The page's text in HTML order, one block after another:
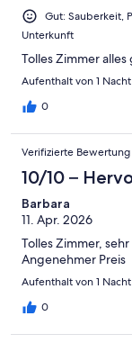
Ungenügend
Gut: Sauberkeit,
Unterkunft
Tolles Zimmer alles
Aufenthalt von 1
0
Verifizierte Bewertung
10/10 –
Barbara
11. Apr. 2026
Tolles Zimmer,
Angenehmer Preis
Aufenthalt von 1
0